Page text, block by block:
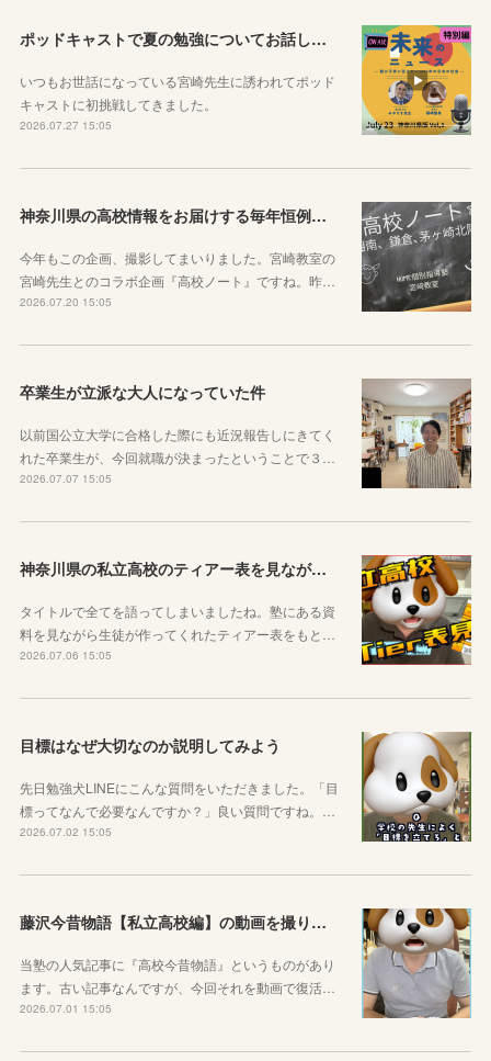
ポッドキャストで夏の勉強についてお話ししています！
いつもお世話になっている宮崎先生に誘われてポッド
キャストに初挑戦してきました。
2026.07.27 15:05
神奈川県の高校情報をお届けする毎年恒例のコラボ企画のお知らせ
今年もこの企画、撮影してまいりました。宮崎教室の
宮崎先生とのコラボ企画『高校ノート』ですね。昨…
2026.07.20 15:05
卒業生が立派な大人になっていた件
以前国公立大学に合格した際にも近況報告しにきてく
れた卒業生が、今回就職が決まったということで３…
2026.07.07 15:05
神奈川県の私立高校のティアー表を見ながら話す動画を作りました！
タイトルで全てを語ってしまいましたね。塾にある資
料を見ながら生徒が作ってくれたティアー表をもと…
2026.07.06 15:05
目標はなぜ大切なのか説明してみよう
先日勉強犬LINEにこんな質問をいただきました。「目
標ってなんで必要なんですか？」良い質問ですね。…
2026.07.02 15:05
藤沢今昔物語【私立高校編】の動画を撮りました！
当塾の人気記事に『高校今昔物語』というものがあり
ます。古い記事なんですが、今回それを動画で復活…
2026.07.01 15:05